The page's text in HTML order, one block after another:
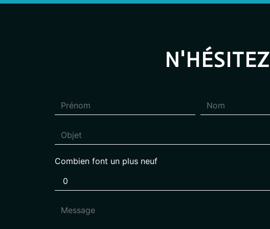
Combien font un plus neuf